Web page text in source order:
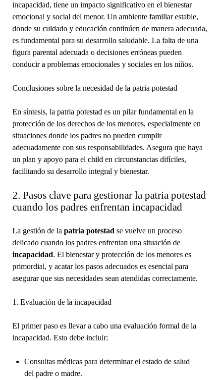
incapacidad, tiene un impacto significativo en el bienestar
emocional y social del menor. Un ambiente familiar estable,
donde su cuidado y educación continúen de manera adecuada,
es fundamental para su desarrollo saludable. La falta de una
figura parental adecuada o decisiones erróneas pueden
conducir a problemas emocionales y sociales en los niños.
Conclusiones sobre la necesidad de la patria potestad
En síntesis, la patria potestad es un pilar fundamental en la
protección de los derechos de los menores, especialmente en
situaciones donde los padres no pueden cumplir
adecuadamente con sus responsabilidades. Asegura que haya
un plan y apoyo para el child en circunstancias difíciles,
facilitando su desarrollo integral y bienestar.
2. Pasos clave para gestionar la patria potestad
cuando los padres enfrentan incapacidad
La gestión de la patria potestad se vuelve un proceso
delicado cuando los padres enfrentan una situación de
incapacidad. El bienestar y protección de los menores es
primordial, y acatar los pasos adecuados es esencial para
asegurar que sus necesidades sean atendidas correctamente.
1. Evaluación de la incapacidad
El primer paso es llevar a cabo una evaluación formal de la
incapacidad. Esto debe incluir:
Consultas médicas para determinar el estado de salud
del padre o madre.